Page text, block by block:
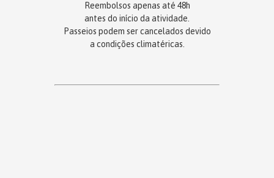
Reembolsos apenas até 48h
antes do início da atividade.
Passeios podem ser cancelados devido
a condições climatéricas.